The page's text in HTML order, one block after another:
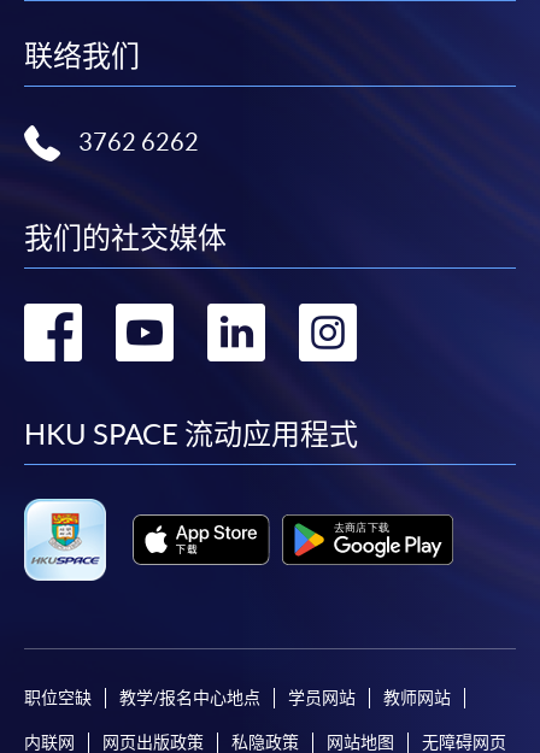
联络我们
3762 6262
我们的社交媒体
转
facebook
转
youtube
转
linkedin
转
HKU SPACE 流动应用程式
职位空缺 教学/报名中心地点 学员网站 教师网站
内联网 网页出版政策 私隐政策 网站地图 无障碍网页